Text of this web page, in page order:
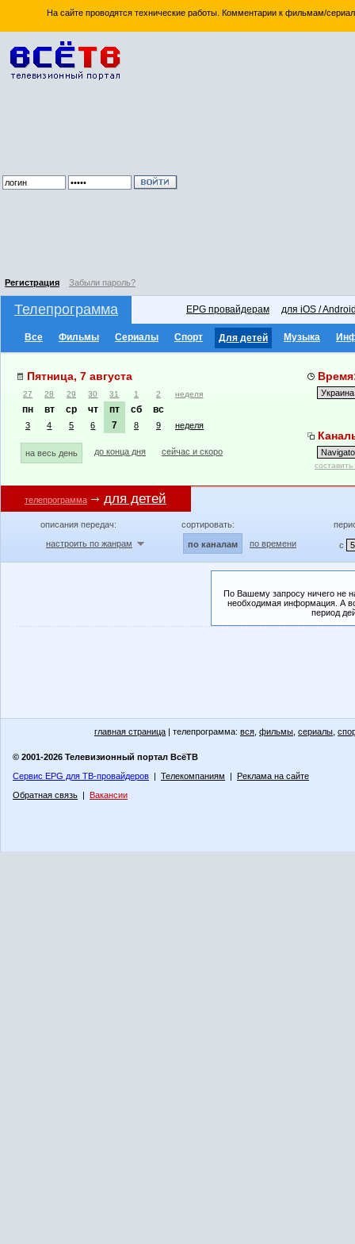
На сайте проводятся технические работы. Комментарии к фильмам/
Регистрация Забыли пароль?
Телепрограмма EPG провайдерам для iOS /
Все Фильмы Сериалы Спорт Для детей Музыка
Пятница, 7 августа
27 28 29 30 31 1 2 неделя
пн вт ср чт пт сб вс
3 4 5 6 7 8 9 неделя
на весь день до конца дня сейчас и скоро
телепрограмма для детей
описания передач:
настроить по жанрам
сортировать:
по каналам по времени с
По Вашему запросу ничего не
необходимая информация. А
период
главная страница | телепрограмма: вся фильмы сериалы
© 2001-2026 Телевизионный портал ВсёТВ
Сервис EPG для ТВ-провайдеров | Телекомпаниям | Реклама на сайте
Обратная связь | Вакансии